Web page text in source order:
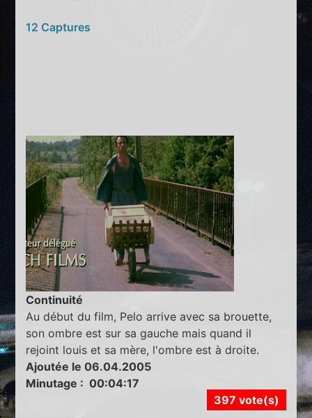
12 Captures
Continuité
Au début du film, Pelo arrive avec sa brouette,
son ombre est sur sa gauche mais quand il
rejoint louis et sa mère, l'ombre est à droite.
Ajoutée le 06.04.2005
Minutage : 00:04:17
397 vote(s)